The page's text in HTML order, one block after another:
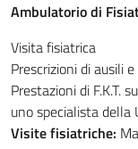
Ambulatorio di
Visita fisiatrica
Prescrizioni di ausili
Prestazioni di F.K.T.
uno specialista della
Visite fisiatriche: